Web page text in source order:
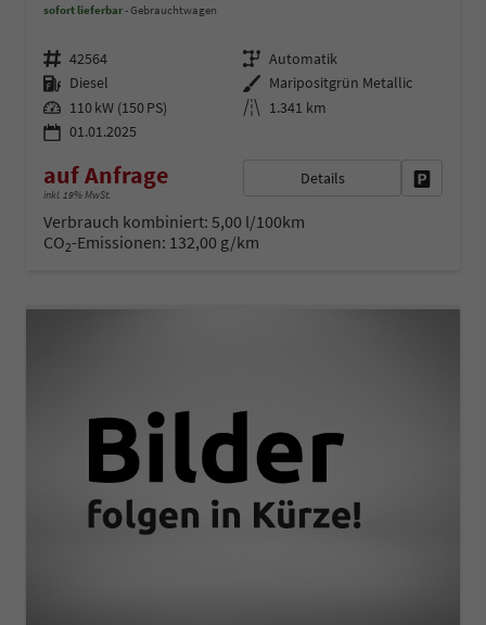
sofort lieferbar Gebrauchtwagen
Fahrzeugnr. 42564 Getriebe Automatik
Kraftstoff Diesel Außenfarbe Maripositgrün Metallic
Leistung 110 kW (150 PS) Kilometerstand 1.341 km
01.01.2025
auf Anfrage
inkl. 19% MwSt.
Details
Verbrauch kombiniert: 5,00 l/100km
CO2-Emissionen: 132,00 g/km